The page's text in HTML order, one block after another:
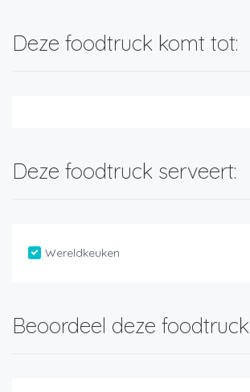
Deze foodtruck komt tot:
Deze foodtruck serveert:
Wereldkeuken
Beoordeel deze foodtruck